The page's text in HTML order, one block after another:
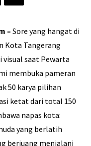
– Sore yang hangat di
Kota Tangerang
saat Pewarta
membuka pameran
50 karya pilihan
ketat dari total 150
napas kota:
yang berlatih
berjuang menjalani